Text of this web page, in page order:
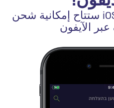
اعتبارا من الإصدار iOS13 ستتاح إمكانية شحن
الآيفون